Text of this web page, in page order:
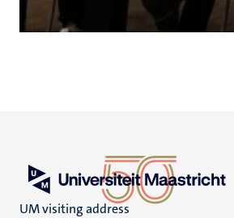
UM visiting address